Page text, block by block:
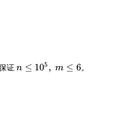
证n
n ≤ 105 , m ≤ 6。